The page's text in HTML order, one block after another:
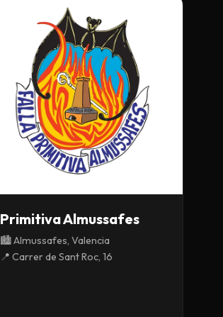
Primitiva Almussafes
🏙️ Almussafes, Valencia
📍 Carrer de Sant Roc, 16